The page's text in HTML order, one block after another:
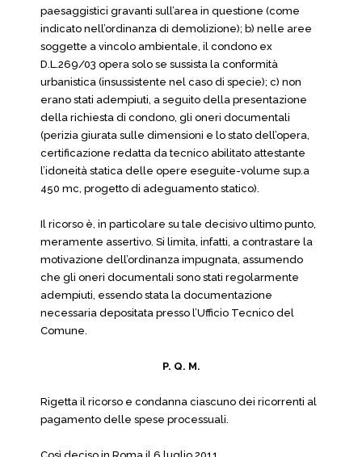
paesaggistici gravanti sull’area in questione (come
indicato nell’ordinanza di demolizione); b) nelle aree
soggette a vincolo ambientale, il condono ex
D.L.269/03 opera solo se sussista la conformità
urbanistica (insussistente nel caso di specie); c) non
erano stati adempiuti, a seguito della presentazione
della richiesta di condono, gli oneri documentali
(perizia giurata sulle dimensioni e lo stato dell’opera,
certificazione redatta da tecnico abilitato attestante
l’idoneità statica delle opere eseguite-volume sup.a
450 mc, progetto di adeguamento statico).
Il ricorso è, in particolare su tale decisivo ultimo punto,
meramente assertivo. Si limita, infatti, a contrastare la
motivazione dell’ordinanza impugnata, assumendo
che gli oneri documentali sono stati regolarmente
adempiuti, essendo stata la documentazione
necessaria depositata presso l’Ufficio Tecnico del
Comune.
P. Q. M.
Rigetta il ricorso e condanna ciascuno dei ricorrenti al
pagamento delle spese processuali.